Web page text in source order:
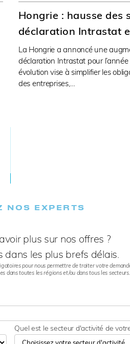
Hongrie : hausse des
déclaration Intrastat
La Hongrie a annoncé une
déclaration Intrastat pour
évolution vise à simplifier les
des entreprises,…
NOS EXPERTS​
plus sur nos offres ?
les plus brefs délais.
pour nous permettre de traiter votre
dans toutes les régions et/ou dans tous les secteurs.
Quel est le secteur d'activité de